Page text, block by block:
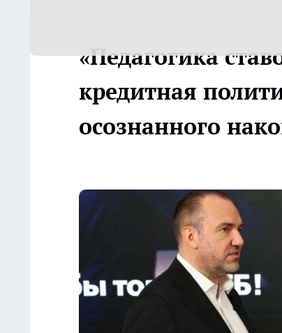
«Педагогика
кредитная
осознанного